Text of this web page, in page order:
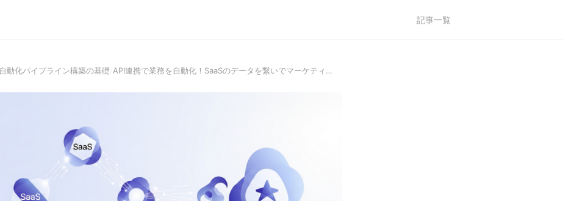
記事一覧
自動化パイプライン構築の基礎 API連携で業務を自動化！SaaSのデータを繋いでマーケティ…